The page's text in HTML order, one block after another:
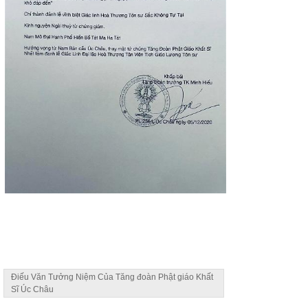
Điếu Văn Tưởng Niệm Của Tăng đoàn Phật giáo Khất
Sĩ Úc Châu